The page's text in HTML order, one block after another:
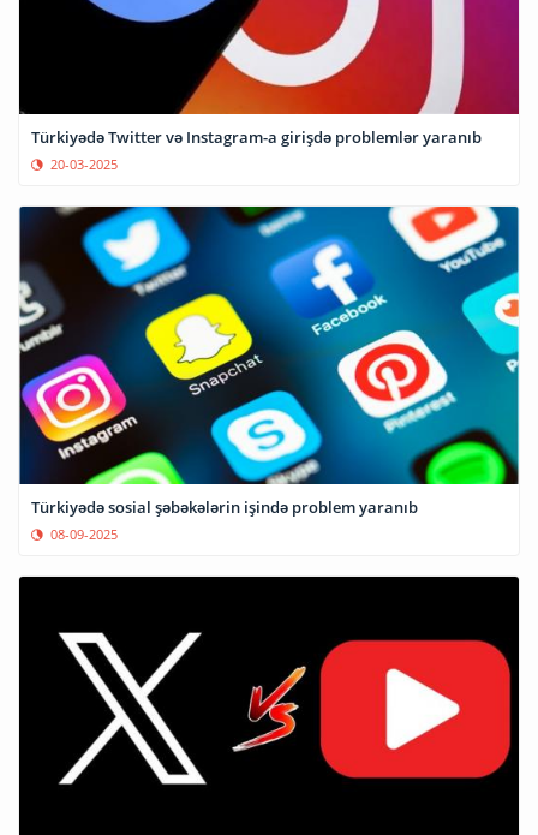
​Türkiyədə Twitter və Instagram-a girişdə problemlər yaranıb
20-03-2025
Türkiyədə sosial şəbəkələrin işində problem yaranıb
08-09-2025